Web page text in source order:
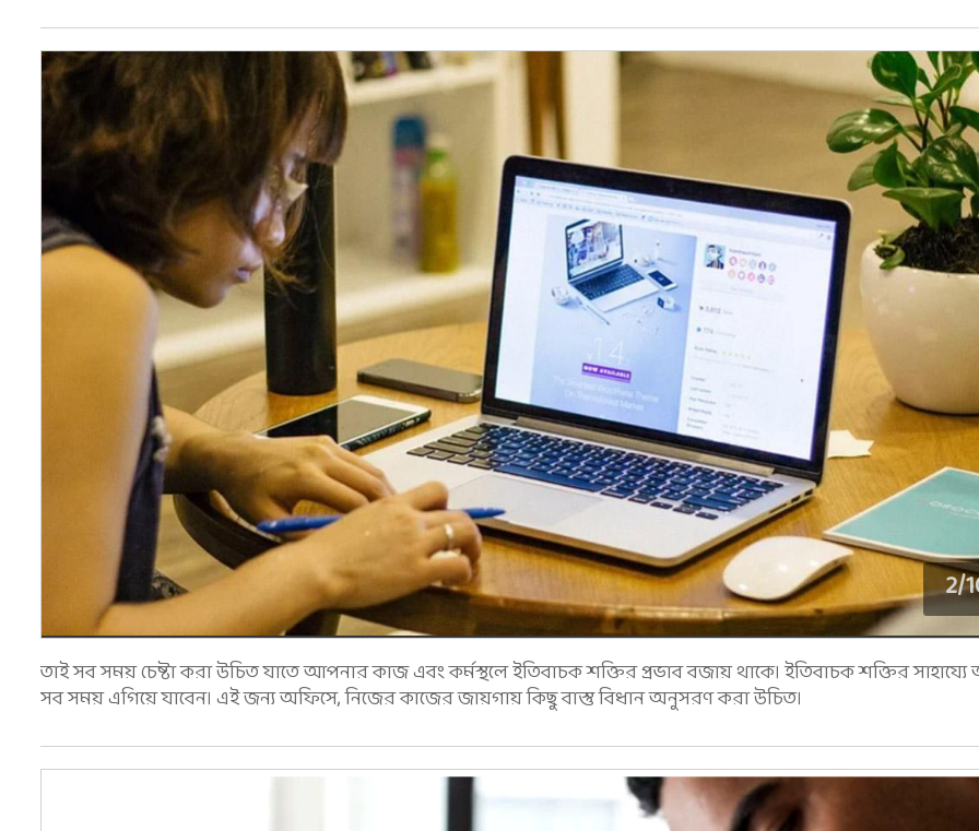
2/
তাই সব সময় চেষ্টা করা উচিত যাতে আপনার কাজ এবং কর্মস্থলে ইতিবাচক শক্তির প্রভাব বজায় থাকে। ইতিবাচক শক্তির
সব সময় এগিয়ে যাবেন। এই জন্য অফিসে, নিজের কাজের জায়গায় কিছু বাস্তু বিধান অনুসরণ করা উচিত।